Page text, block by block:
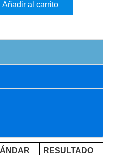
Añadir al carrito
RESULTADO